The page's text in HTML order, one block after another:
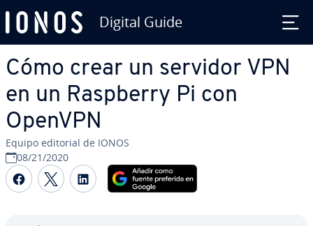
Digital Guide
Cómo crear un servidor VPN
en un Raspberry Pi con
OpenVPN
Equipo editorial de IONOS
08/21/2020
Compartir Facebook
Compartir Twitter
Compartir LinkedIn